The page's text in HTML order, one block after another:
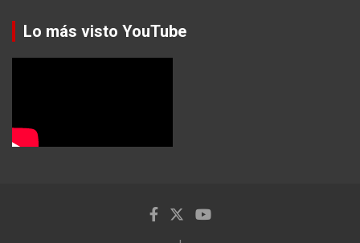
Lo más visto YouTube